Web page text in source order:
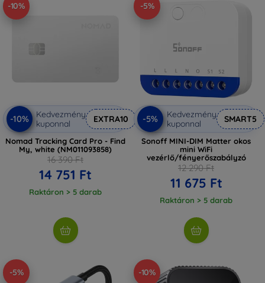
-10%
-10%
Kedvezmény
kuponnal
EXTRA10
Nomad Tracking Card Pro - Find
My, white (NM011093858)
16 390 Ft
14 751 Ft
Raktáron > 5 darab
-5%
-5%
Kedvezmény
kuponnal
SMART5
Sonoff MINI-DIM Matter okos
mini WiFi
vezérlő/fényerőszabályzó
12 290 Ft
11 675 Ft
Raktáron > 5 darab
-5% -10%